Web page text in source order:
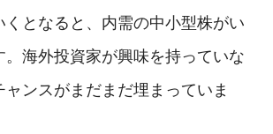
くとなると、内需の中小型株がい
。海外投資家が興味を持っていな
ャンスがまだまだ埋まっていま